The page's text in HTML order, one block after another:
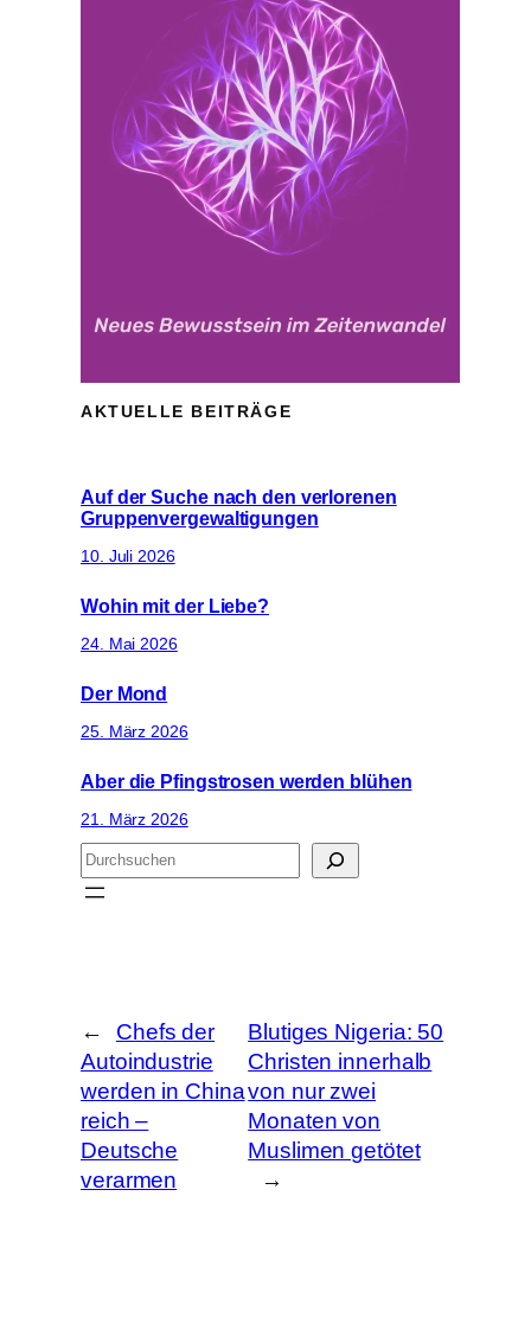
AKTUELLE BEITRÄGE
Auf der Suche nach den verlorenen
Gruppenvergewaltigungen
10. Juli 2026
Wohin mit der Liebe?
24. Mai 2026
Der Mond
25. März 2026
Aber die Pfingstrosen werden blühen
21. März 2026
S
u
←
Chefs der
Autoindustrie
werden in China
reich –
Deutsche
verarmen
Blutiges Nigeria: 50
Christen innerhalb
von nur zwei
Monaten von
Muslimen getötet
→